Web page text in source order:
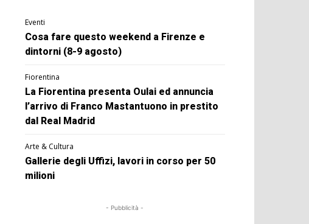
Eventi
Cosa fare questo weekend a Firenze e
dintorni (8-9 agosto)
Fiorentina
La Fiorentina presenta Oulai ed annuncia
l’arrivo di Franco Mastantuono in prestito
dal Real Madrid
Arte & Cultura
Gallerie degli Uffizi, lavori in corso per 50
milioni
- Pubblicità -